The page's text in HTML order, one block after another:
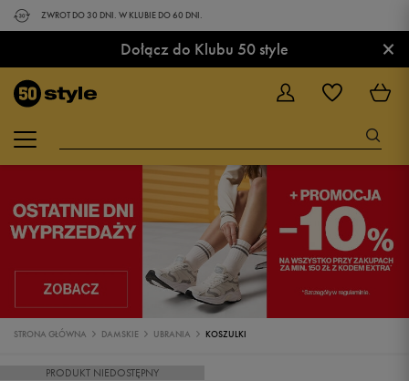
ZWROT DO 30 DNI. W KLUBIE DO 60 DNI.
Dołącz do Klubu 50 style ×
STRONA GŁÓWNA DAMSKIE UBRANIA KOSZULKI
PRODUKT NIEDOSTĘPNY